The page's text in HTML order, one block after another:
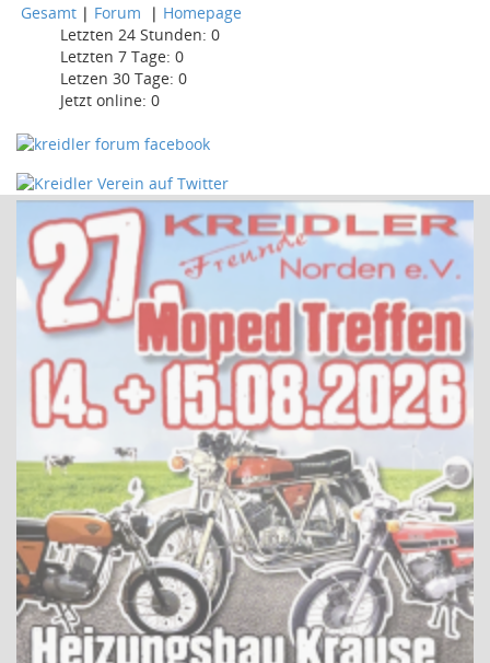
Gesamt | Forum | Homepage
Letzten 24 Stunden: 0
Letzten 7 Tage: 0
Letzen 30 Tage: 0
Jetzt online: 0